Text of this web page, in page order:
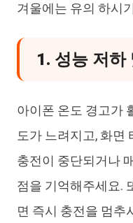
겨울에는 유의 하시
1. 성능 저하
아이폰 온도 경고가
도가 느려지고, 화면
충전이 중단되거나
점을 기억해주세요.
면 즉시 충전을 멈추